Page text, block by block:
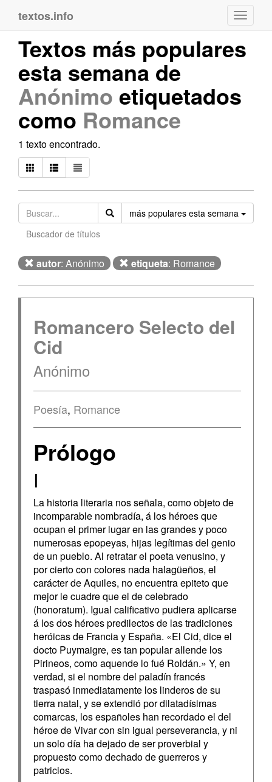
textos.info
Textos más populares
esta semana de
Anónimo etiquetados
como Romance
1 texto encontrado.
más populares esta semana
Buscador de títulos
autor: Anónimo etiqueta: Romance
Romancero Selecto del
Cid
Anónimo
Poesía, Romance
Prólogo
I
La historia literaria nos señala, como objeto de
incomparable nombradía, á los héroes que
ocupan el primer lugar en las grandes y poco
numerosas epopeyas, hijas legítimas del genio
de un pueblo. Al retratar el poeta venusino, y
por cierto con colores nada halagüeños, el
carácter de Aquiles, no encuentra epiteto que
mejor le cuadre que el de celebrado
(honoratum). Igual calificativo pudiera aplicarse
á los dos héroes predilectos de las tradiciones
heróicas de Francia y España. «El Cid, dice el
docto Puymaigre, es tan popular allende los
Pirineos, como aquende lo fué Roldán.» Y, en
verdad, si el nombre del paladín francés
traspasó inmediatamente los linderos de su
tierra natal, y se extendió por dilatadísimas
comarcas, los españoles han recordado el del
héroe de Vivar con sin igual perseverancia, y ni
un solo día ha dejado de ser proverbial y
propuesto como dechado de guerreros y
patricios.